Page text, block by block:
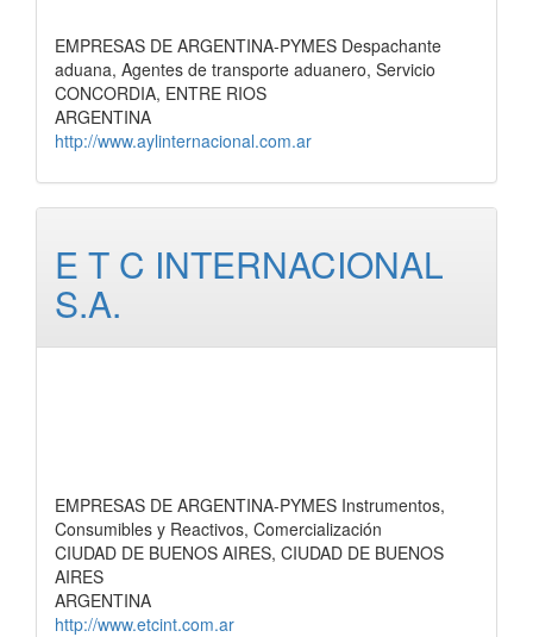
EMPRESAS DE ARGENTINA-PYMES Despachante
aduana, Agentes de transporte aduanero, Servicio
CONCORDIA, ENTRE RIOS
ARGENTINA
http://www.aylinternacional.com.ar
E T C INTERNACIONAL
S.A.
EMPRESAS DE ARGENTINA-PYMES Instrumentos,
Consumibles y Reactivos, Comercialización
CIUDAD DE BUENOS AIRES, CIUDAD DE BUENOS
AIRES
ARGENTINA
http://www.etcint.com.ar